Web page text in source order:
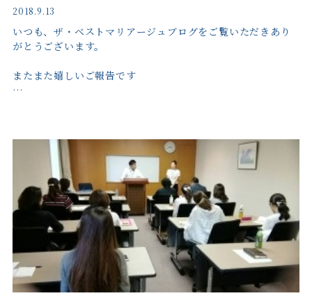
2018.9.13
いつも、ザ・ベストマリアージュブログをご覧いただきあり
がとうございます。
またまた嬉しいご報告です
…